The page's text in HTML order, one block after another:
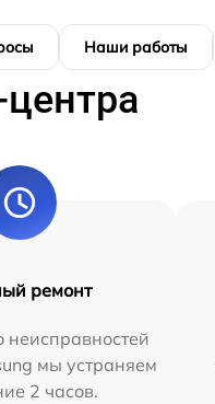
Наши работы
ремонт
неисправностей
мы устраняем
2 часов.